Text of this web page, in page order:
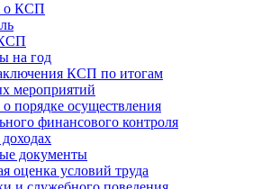
о КСП
на год
КСП по итогам
мероприятий
порядке осуществления
финансового контроля
документы
оценка условий труда